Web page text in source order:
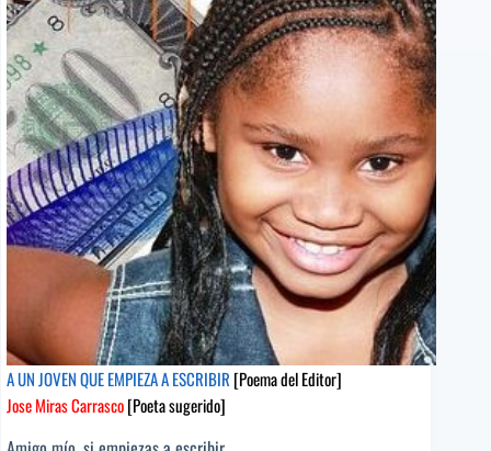
A UN JOVEN QUE EMPIEZA A ESCRIBIR [Poema del Editor]
Jose Miras Carrasco[Poeta sugerido]